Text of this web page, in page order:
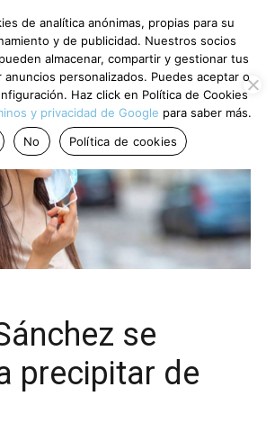
se
precipitar de
de analítica anónimas, propias para su
y de publicidad. Nuestros socios
almacenar, compartir y gestionar tus
personalizados. Puedes aceptar o
Haz click en Política de Cookies
y privacidad de Google para saber más.
No Política de cookies